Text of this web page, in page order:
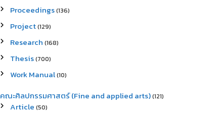
Proceedings(136)
Project(129)
Research (168)
Thesis(700)
Work Manual(10)
คณะศิลปกรรมศาสตร์ (Fine and applied arts)(121)
Article (50)